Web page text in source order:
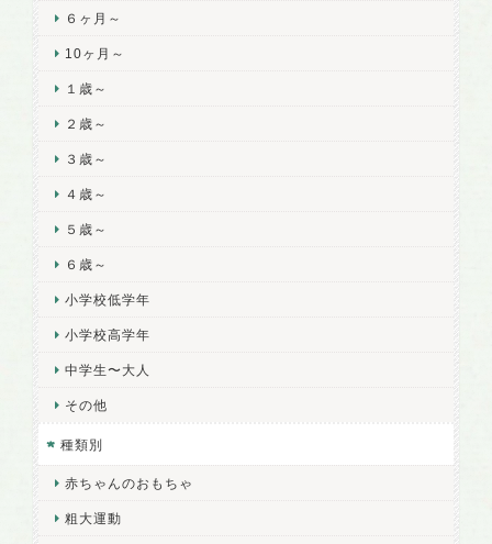
６ヶ月～
10ヶ月～
１歳～
２歳～
３歳～
４歳～
５歳～
６歳～
小学校低学年
小学校高学年
中学生〜大人
その他
種類別
赤ちゃんのおもちゃ
粗大運動